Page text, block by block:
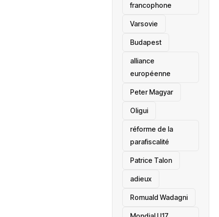
francophone
‎Varsovie
Budapest
alliance
européenne
Peter Magyar
Oligui
réforme de la
parafiscalité
Patrice Talon
adieux
Romuald Wadagni